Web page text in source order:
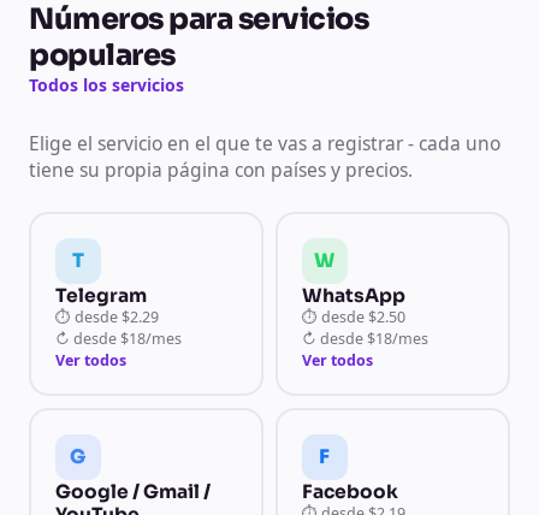
Números para servicios
populares
Todos los servicios
Elige el servicio en el que te vas a registrar - cada uno
tiene su propia página con países y precios.
T
Telegram
⏱ desde $2.29
↻ desde $18/mes
Ver todos
W
WhatsApp
⏱ desde $2.50
↻ desde $18/mes
Ver todos
G
Google / Gmail /
F
Facebook